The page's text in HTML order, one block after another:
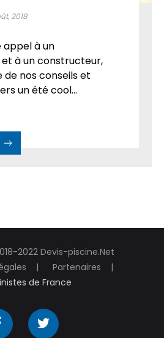
2018
appel à un
à un constructeur,
nos conseils et
un été cool...
2022 Devis-piscine.Net
Partenaires
de France